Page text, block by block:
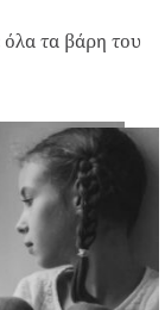
τα βάρη του